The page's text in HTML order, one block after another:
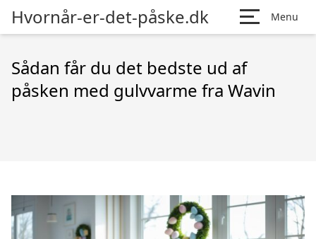
Hvornår-er-det-påske.dk Menu
Sådan får du det bedste ud af
påsken med gulvvarme fra Wavin